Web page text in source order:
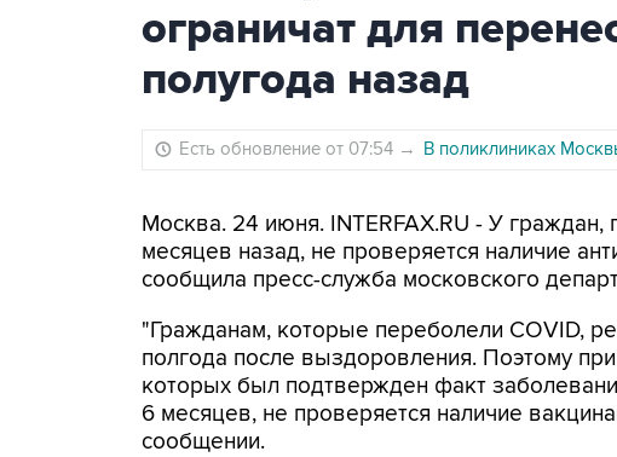
ограничат для
полугода назад
Есть обновление от 07:54 → В поликлиниках
Москва. 24 июня. INTERFAX.RU - У
месяцев назад, не проверяется наличие
сообщила пресс-служба московского
"Гражданам, которые переболели COVID,
полгода после выздоровления. Поэтому
которых был подтвержден факт
6 месяцев, не проверяется наличие
сообщении.